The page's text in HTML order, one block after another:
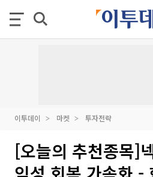
이투데이 마켓 투자전략
[오늘의 추천종목]